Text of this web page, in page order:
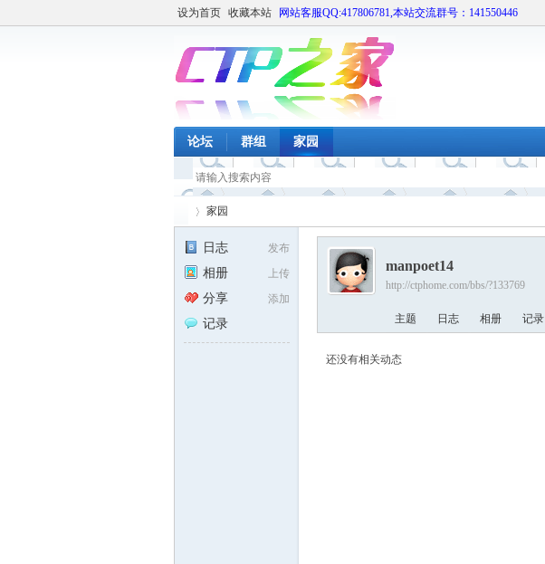
设为首页 收藏本站 网站客服QQ:417806781,本站交流群号：141550446
论坛 群组 家园
家园
发布
日志
上传
相册
添加
分享
记录
manpoet14
http://ctphome.com/bbs/?133769
主题 日志 相册 记录
还没有相关动态